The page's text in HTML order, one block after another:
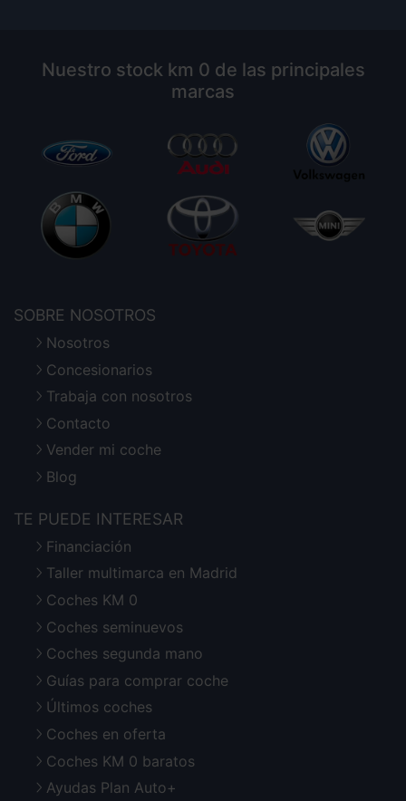
Nuestro stock km 0 de las principales
marcas
SOBRE NOSOTROS
Nosotros
Concesionarios
Trabaja con nosotros
Contacto
Vender mi coche
Blog
TE PUEDE INTERESAR
Financiación
Taller multimarca en Madrid
Coches KM 0
Coches seminuevos
Coches segunda mano
Guías para comprar coche
Últimos coches
Coches en oferta
Coches KM 0 baratos
Ayudas Plan Auto+